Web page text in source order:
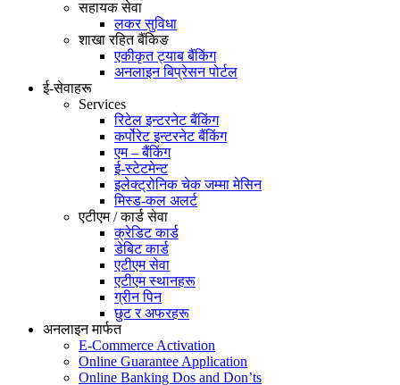
सहायक सेवा
लकर सुविधा
शाखा रहित बैंकिङ
एकीकृत ट्याब बैंकिंग
अनलाइन बिप्रेसन पोर्टल
ई-सेवाहरू
Services
रिटेल इन्टरनेट बैंकिंग
कर्पोरेट इन्टरनेट बैंकिंग
एम – बैंकिंग
ई-स्टेटमेन्ट
इलेक्ट्रोनिक चेक जम्मा मेसिन
मिस्ड-कल अलर्ट
एटीएम / कार्ड सेवा
क्रेडिट कार्ड
डेबिट कार्ड
एटीएम सेवा
एटीएम स्थानहरू
ग्रीन पिन
छुट र अफरहरू
अनलाइन मार्फत
E-Commerce Activation
Online Guarantee Application
Online Banking Dos and Don’ts